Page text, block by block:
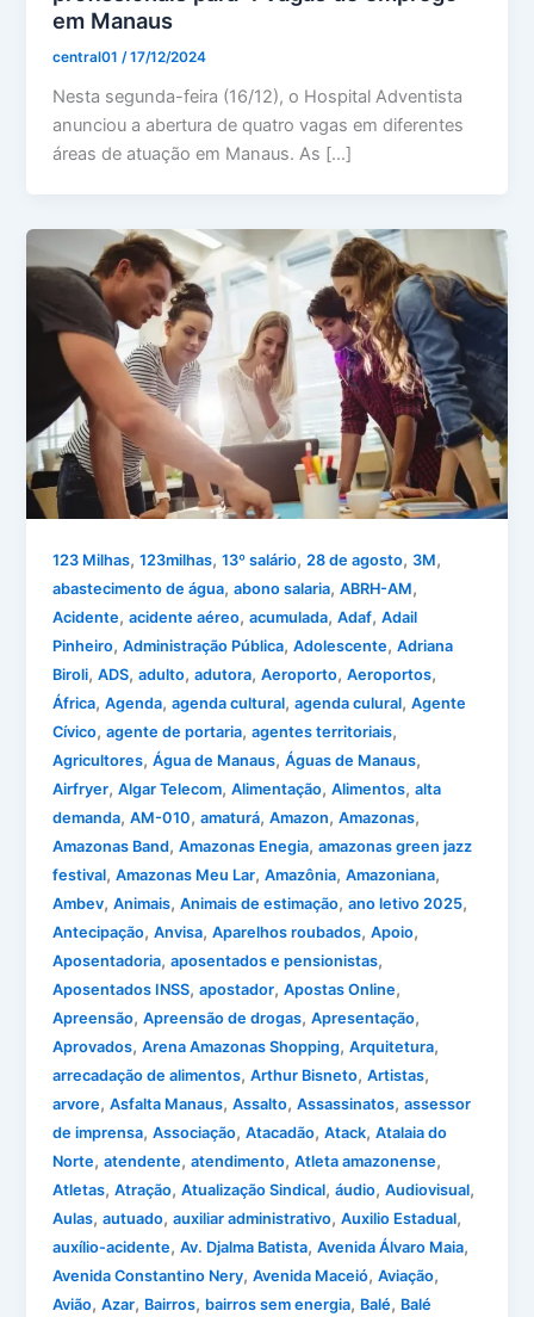
em Manaus
central01/17/12/2024
Nesta segunda-feira (16/12), o Hospital Adventista
anunciou a abertura de quatro vagas em diferentes
áreas de atuação em Manaus. As […]
123 Milhas,123milhas,13º salário,28 de agosto,3M,
abastecimento de água,abono salaria,ABRH-AM,
Acidente,acidente aéreo,acumulada,Adaf,Adail
Pinheiro,Administração Pública,Adolescente,Adriana
Biroli,ADS,adulto,adutora,Aeroporto,Aeroportos,
África,Agenda,agenda cultural,agenda culural,Agente
Cívico,agente de portaria,agentes territoriais,
Agricultores,Água de Manaus,Águas de Manaus,
Airfryer,Algar Telecom,Alimentação,Alimentos,alta
demanda,AM-010,amaturá,Amazon,Amazonas,
Amazonas Band,Amazonas Enegia,amazonas green jazz
festival,Amazonas Meu Lar,Amazônia,Amazoniana,
Ambev,Animais,Animais de estimação,ano letivo 2025,
Antecipação,Anvisa,Aparelhos roubados,Apoio,
Aposentadoria,aposentados e pensionistas,
Aposentados INSS,apostador,Apostas Online,
Apreensão,Apreensão de drogas,Apresentação,
Aprovados,Arena Amazonas Shopping,Arquitetura,
arrecadação de alimentos,Arthur Bisneto,Artistas,
arvore,Asfalta Manaus,Assalto,Assassinatos,assessor
de imprensa,Associação,Atacadão,Atack,Atalaia do
Norte,atendente,atendimento,Atleta amazonense,
Atletas,Atração,Atualização Sindical,áudio,Audiovisual,
Aulas,autuado,auxiliar administrativo,Auxilio Estadual,
auxílio-acidente,Av. Djalma Batista,Avenida Álvaro Maia,
Avenida Constantino Nery,Avenida Maceió,Aviação,
Avião,Azar, Bairros, bairros sem energia, Balé, Balé